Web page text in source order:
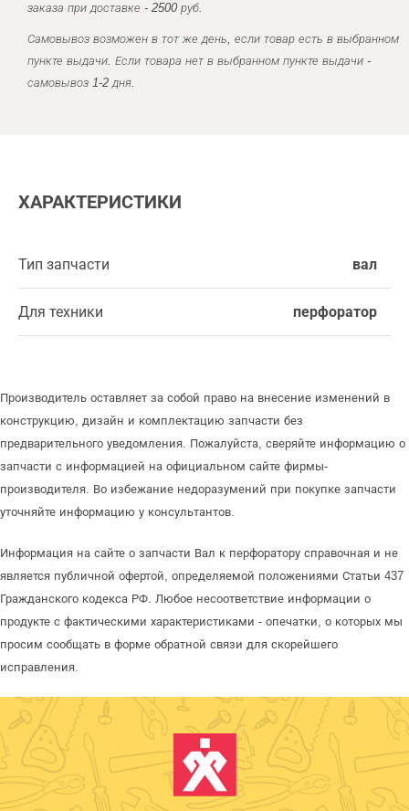
заказа при доставке - 2500 руб.
Самовывоз возможен в тот же день, если товар есть в выбранном
пункте выдачи. Если товара нет в выбранном пункте выдачи -
самовывоз 1-2 дня.
ХАРАКТЕРИСТИКИ
Тип запчасти вал
Для техники перфоратор
Производитель оставляет за собой право на внесение изменений в
конструкцию, дизайн и комплектацию запчасти без
предварительного уведомления. Пожалуйста, сверяйте информацию о
запчасти с информацией на официальном сайте фирмы-
производителя. Во избежание недоразумений при покупке запчасти
уточняйте информацию у консультантов.
Информация на сайте о запчасти Вал к перфоратору справочная и не
является публичной офертой, определяемой положениями Статьи 437
Гражданского кодекса РФ. Любое несоответствие информации о
продукте с фактическими характеристиками - опечатки, о которых мы
просим сообщать в форме обратной связи для скорейшего
исправления.